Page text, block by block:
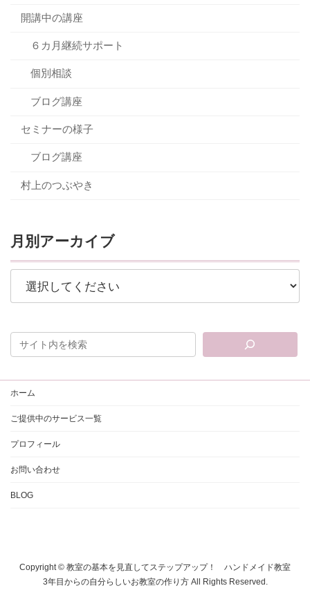
開講中の講座
６カ月継続サポート
個別相談
ブログ講座
セミナーの様子
ブログ講座
村上のつぶやき
月別アーカイブ
ホーム
ご提供中のサービス一覧
プロフィール
お問い合わせ
BLOG
Copyright © 教室の基本を見直してステップアップ！ ハンドメイド教室
3年目からの自分らしいお教室の作り方 All Rights Reserved.